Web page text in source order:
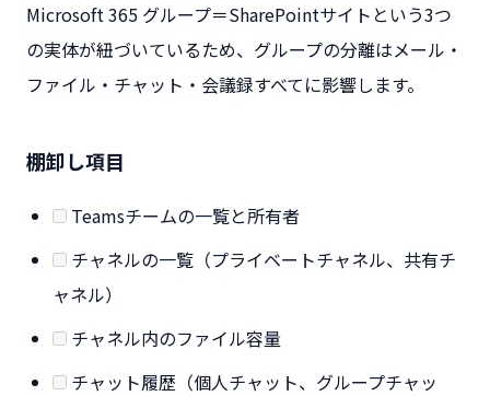
Microsoft 365 グループ＝SharePointサイトという3つ
の実体が紐づいているため、グループの分離はメール・
ファイル・チャット・会議録すべてに影響します。
棚卸し項目
Teamsチームの一覧と所有者
チャネルの一覧（プライベートチャネル、共有チ
ャネル）
チャネル内のファイル容量
チャット履歴（個人チャット、グループチャッ